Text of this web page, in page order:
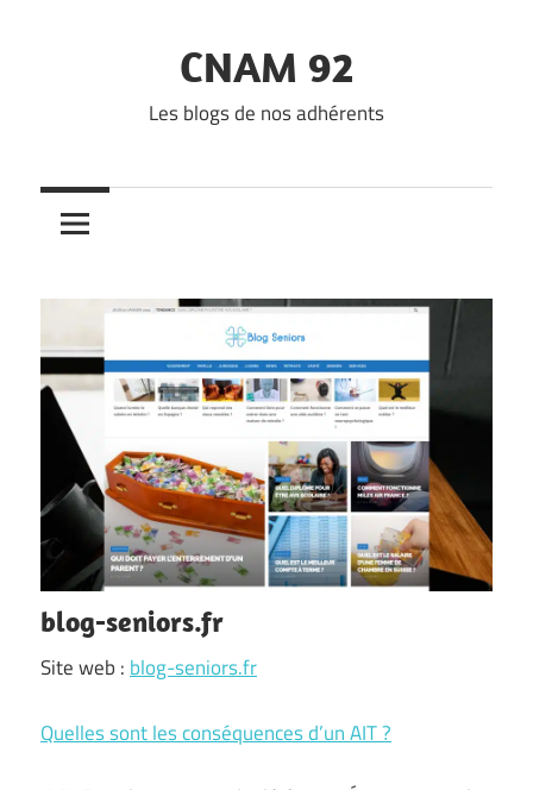
CNAM 92
Les blogs de nos adhérents
blog-seniors.fr
Site web : blog-seniors.fr
Quelles sont les conséquences d’un AIT ?